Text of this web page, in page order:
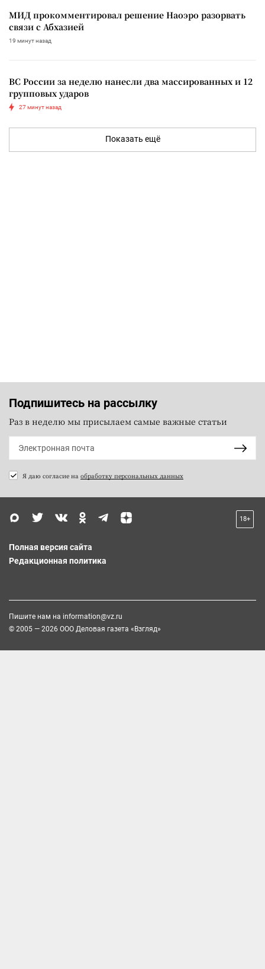
МИД прокомментировал решение Наоэро разорвать
связи с Абхазией
19 минут назад
ВС России за неделю нанесли два массированных и 12
групповых ударов
27 минут назад
Показать ещё
Подпишитесь на рассылку
Раз в неделю мы присылаем самые важные статьи
Я даю согласие на обработку персональных данных
18+
Полная версия сайта
Редакционная политика
Пишите нам на information@vz.ru
© 2005 — 2026 ООО Деловая газета «Взгляд»